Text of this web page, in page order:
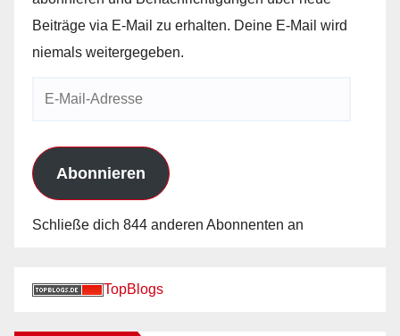
Beiträge via E-Mail zu erhalten. Deine E-Mail wird
niemals weitergegeben.
Adresse
Abonnieren
Schließe dich 844 anderen Abonnenten an
TopBlogs